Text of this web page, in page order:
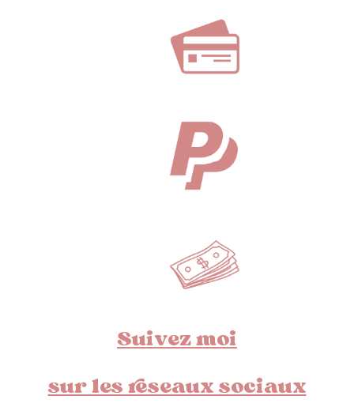
Suivez moi
sur les reseaux sociaux